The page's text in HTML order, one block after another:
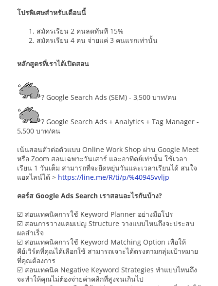
โปรพิเศษสำหรับเดือนนี้
สมัครเรียน 2 คนลดทันที 15%
สมัครเรียน 4 คน จ่ายแค่ 3 คนแรกเท่านั้น
หลักสูตรที่เราได้เปิดสอน
? Google Search Ads (SEM) - 3,500 บาท/คน
? Google Search Ads + Analytics + Tag Manager -
5,500 บาท/คน
เน้นสอนตัวต่อตัวแบบ Online Work Shop ผ่าน Google Meet
หรือ Zoom สอนเฉพาะวันเสาร์ และอาทิตย์เท่านั้น ใช้เวลา
เรียน 1 วันเต็ม สามารถที่จะยืดหยุ่นวันและเวลาเรียนได้ สนใจ
แอดไลน์ได้ > https://line.me/R/ti/p/%40945vvljp
คอร์ส Google Ads Search เราสอนอะไรกันบ้าง?
☑️ สอนเทคนิคการใช้ Keyword Planner อย่างมือโปร
☑️ สอนการวางแคมเปญ Structure วางแบบไหนถึงจะประสบ
ผลสำเร็จ
☑️ สอนเทคนิคการใช้ Keyword Matching Option เพื่อให้
คีย์เวิร์ดที่คุณได้เลือกใช้ สามารถเจาะได้ตรงตามกลุ่มเป้าหมาย
ที่คุณต้องการ
☑️ สอนเทคนิค Negative Keyword Strategies ทำแบบไหนถึง
จะทำให้คุณไม่ต้องจ่ายค่าคลิกที่สูงจนเกินไป